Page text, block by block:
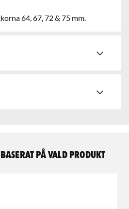
64, 67, 72 & 75 mm.
baserat på vald produkt